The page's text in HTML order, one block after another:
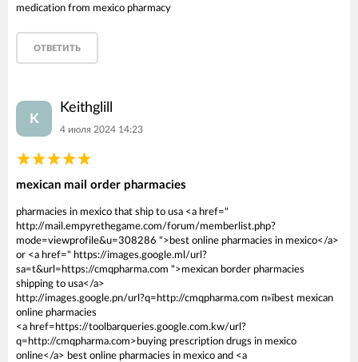
medication from mexico pharmacy
ОТВЕТИТЬ
K
Keithglill
4 июля 2024 14:23
mexican mail order pharmacies
pharmacies in mexico that ship to usa <a href="
http://mail.empyrethegame.com/forum/memberlist.php?
mode=viewprofile&u=308286 ">best online pharmacies in mexico</a>
or <a href=" https://images.google.ml/url?
sa=t&url=https://cmqpharma.com ">mexican border pharmacies
shipping to usa</a>
http://images.google.pn/url?q=http://cmqpharma.com п»їbest mexican
online pharmacies
<a href=https://toolbarqueries.google.com.kw/url?
q=http://cmqpharma.com>buying prescription drugs in mexico
online</a> best online pharmacies in mexico and <a